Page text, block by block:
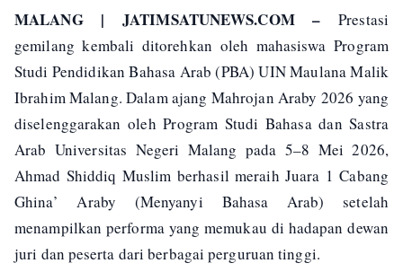
MALANG | JATIMSATUNEWS.COM – Prestasi
gemilang kembali ditorehkan oleh mahasiswa Program
Studi Pendidikan Bahasa Arab (PBA) UIN Maulana Malik
Ibrahim Malang. Dalam ajang Mahrojan Araby 2026 yang
diselenggarakan oleh Program Studi Bahasa dan Sastra
Arab Universitas Negeri Malang pada 5–8 Mei 2026,
Ahmad Shiddiq Muslim berhasil meraih Juara 1 Cabang
Ghina’ Araby (Menyanyi Bahasa Arab) setelah
menampilkan performa yang memukau di hadapan dewan
juri dan peserta dari berbagai perguruan tinggi.